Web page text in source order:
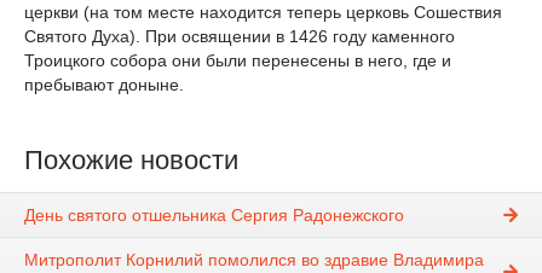
церкви (на том месте находится теперь церковь Сошествия
Святого Духа). При освящении в 1426 году каменного
Троицкого собора они были перенесены в него, где и
пребывают доныне.
Похожие новости
День святого отшельника Сергия Радонежского
Митрополит Корнилий помолился во здравие Владимира